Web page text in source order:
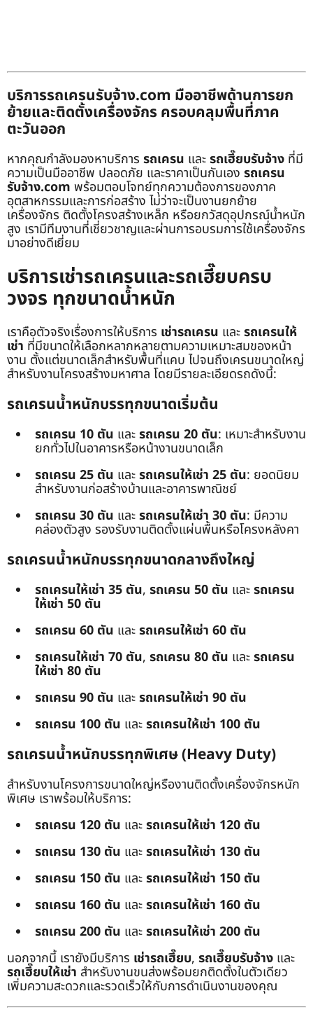
บริการรถเครนรับจ้าง.com มืออาชีพด้านการยก
ย้ายและติดตั้งเครื่องจักร ครอบคลุมพื้นที่ภาค
ตะวันออก
หากคุณกำลังมองหาบริการ รถเครน และรถเฮี๊ยบรับจ้าง ที่มี
ความเป็นมืออาชีพ ปลอดภัย และราคาเป็นกันเอง รถเครน
รับจ้าง.com พร้อมตอบโจทย์ทุกความต้องการของภาค
อุตสาหกรรมและการก่อสร้าง ไม่ว่าจะเป็นงานยกย้าย
เครื่องจักร ติดตั้งโครงสร้างเหล็ก หรือยกวัสดุอุปกรณ์น้ำหนัก
สูง เรามีทีมงานที่เชี่ยวชาญและผ่านการอบรมการใช้เครื่องจักร
มาอย่างดีเยี่ยม
บริการเช่ารถเครนและรถเฮี๊ยบครบ
วงจร ทุกขนาดน้ำหนัก
เราคือตัวจริงเรื่องการให้บริการ เช่ารถเครน และรถเครนให้
เช่า ที่มีขนาดให้เลือกหลากหลายตามความเหมาะสมของหน้า
งาน ตั้งแต่ขนาดเล็กสำหรับพื้นที่แคบ ไปจนถึงเครนขนาดใหญ่
สำหรับงานโครงสร้างมหาศาล โดยมีรายละเอียดรถดังนี้:
รถเครนน้ำหนักบรรทุกขนาดเริ่มต้น
รถเครน 10 ตัน และรถเครน 20 ตัน: เหมาะสำหรับงาน
ยกทั่วไปในอาคารหรือหน้างานขนาดเล็ก
รถเครน 25 ตัน และรถเครนให้เช่า 25 ตัน: ยอดนิยม
สำหรับงานก่อสร้างบ้านและอาคารพาณิชย์
รถเครน 30 ตัน และรถเครนให้เช่า 30 ตัน: มีความ
คล่องตัวสูง รองรับงานติดตั้งแผ่นพื้นหรือโครงหลังคา
รถเครนน้ำหนักบรรทุกขนาดกลางถึงใหญ่
รถเครนให้เช่า 35 ตัน, รถเครน 50 ตัน และรถเครน
ให้เช่า 50 ตัน
รถเครน 60 ตัน และรถเครนให้เช่า 60 ตัน
รถเครนให้เช่า 70 ตัน, รถเครน 80 ตัน และรถเครน
ให้เช่า 80 ตัน
รถเครน 90 ตัน และรถเครนให้เช่า 90 ตัน
รถเครน 100 ตัน และรถเครนให้เช่า 100 ตัน
รถเครนน้ำหนักบรรทุกพิเศษ (Heavy Duty)
สำหรับงานโครงการขนาดใหญ่หรืองานติดตั้งเครื่องจักรหนัก
พิเศษ เราพร้อมให้บริการ:
รถเครน 120 ตัน และรถเครนให้เช่า 120 ตัน
รถเครน 130 ตัน และรถเครนให้เช่า 130 ตัน
รถเครน 150 ตัน และรถเครนให้เช่า 150 ตัน
รถเครน 160 ตัน และรถเครนให้เช่า 160 ตัน
รถเครน 200 ตัน และรถเครนให้เช่า 200 ตัน
นอกจากนี้ เรายังมีบริการ เช่ารถเฮี๊ยบ, รถเฮี๊ยบรับจ้าง และ
รถเฮี๊ยบให้เช่า สำหรับงานขนส่งพร้อมยกติดตั้งในตัวเดียว
เพิ่มความสะดวกและรวดเร็วให้กับการดำเนินงานของคุณ